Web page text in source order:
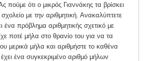
πούμε ότι ο μικρός Γιαννάκης τα βρίσκει
με την αριθμητική. Ανακαλύπτετε
ένα πρόβληµα αριθµητικής σχετικό µε
ποτέ µήλα στο θρανίο του για να τα
µερικά µήλα και αριθμήστε το καθένα
ένα συγκεκριµένο αριθµό µήλων